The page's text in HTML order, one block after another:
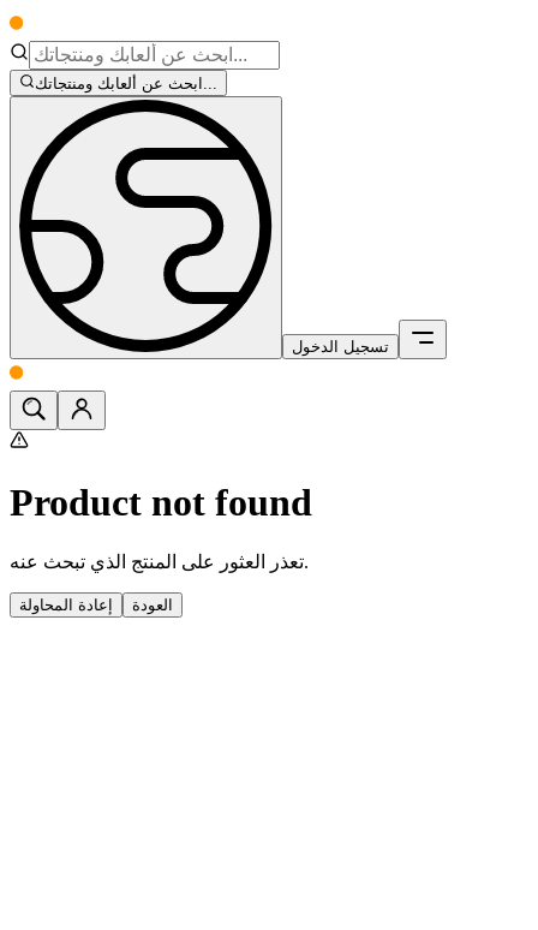
ابحث عن ألعابك ومنتجاتك...
تسجيل الدخول
Product not found
تعذر العثور على المنتج الذي تبحث عنه.
إعادة المحاولة العودة